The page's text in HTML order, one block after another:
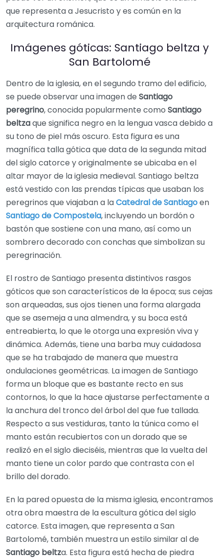
que representa a Jesucristo y es común en la
arquitectura románica.
Imágenes góticas: Santiago beltza y
San Bartolomé
Dentro de la iglesia, en el segundo tramo del edificio,
se puede observar una imagen de Santiago
peregrino, conocida popularmente como Santiago
beltzaque significa negro en la lengua vasca debido a
su tono de piel más oscuro. Esta figura es una
magnífica talla gótica que data de la segunda mitad
del siglo catorce y originalmente se ubicaba en el
altar mayor de la iglesia medieval. Santiago beltza
está vestido con las prendas típicas que usaban los
peregrinos que viajaban a laCatedral de Santiagoen
Santiago de Compostela, incluyendo un bordón o
bastón que sostiene con una mano, así como un
sombrero decorado con conchas que simbolizan su
peregrinación.
El rostro de Santiago presenta distintivos rasgos
góticos que son característicos de la época; sus cejas
son arqueadas, sus ojos tienen una forma alargada
que se asemeja a una almendra, y su boca está
entreabierta, lo que le otorga una expresión viva y
dinámica. Además, tiene una barba muy cuidadosa
que se ha trabajado de manera que muestra
ondulaciones geométricas. La imagen de Santiago
forma un bloque que es bastante recto en sus
contornos, lo que la hace ajustarse perfectamente a
la anchura del tronco del árbol del que fue tallada.
Respecto a sus vestiduras, tanto la túnica como el
manto están recubiertos con un dorado que se
realizó en el siglo dieciséis, mientras que la vuelta del
manto tiene un color pardo que contrasta con el
brillo del dorado.
En la pared opuesta de la misma iglesia, encontramos
otra obra maestra de la escultura gótica del siglo
catorce. Esta imagen, que representa a San
Bartolomé, también muestra un estilo similar al de
Santiago beltza. Esta figura está hecha de piedra